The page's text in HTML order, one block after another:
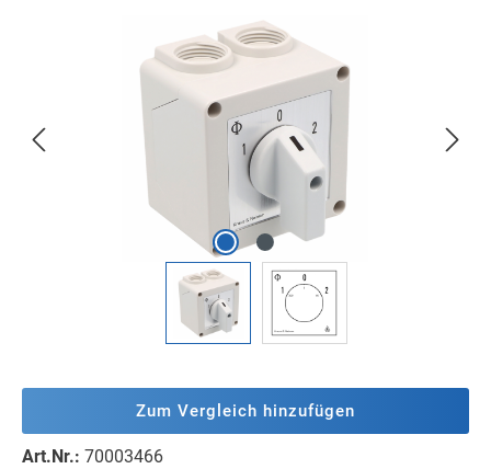
Bildergalerie überspringen
Zum Vergleich hinzufügen
Art.Nr.: 70003466